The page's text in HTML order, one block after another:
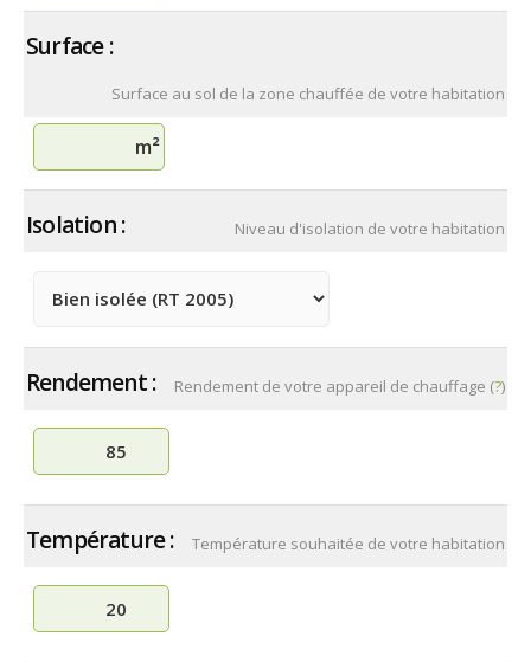
Surface :
Surface au sol de la zone chauffée de votre habitation
m²
Isolation : Niveau d'isolation de votre habitation
Rendement : Rendement de votre appareil de chauffage (?)
Température : Température souhaitée de votre habitation